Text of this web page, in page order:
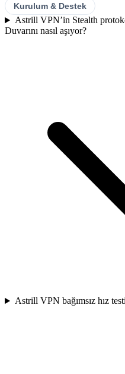
Kurulum & Destek
Astrill VPN’in Stealth
Duvarını nasıl aşıyor?
Astrill VPN bağımsız hız